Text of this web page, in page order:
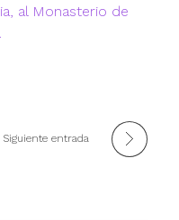
al Monasterio de
Siguiente entrada